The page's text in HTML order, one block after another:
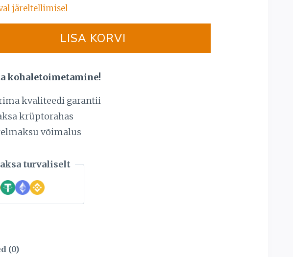
järeltellimisel
LISA KORVI
kohaletoimetamine!
kvaliteedi garantii
krüptorahas
võimalus
turvaliselt
(0)